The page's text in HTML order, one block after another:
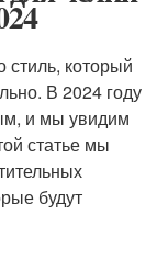
стиль, который
В 2024 году
и мы увидим
статье мы
будут